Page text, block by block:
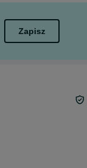
Zapisz